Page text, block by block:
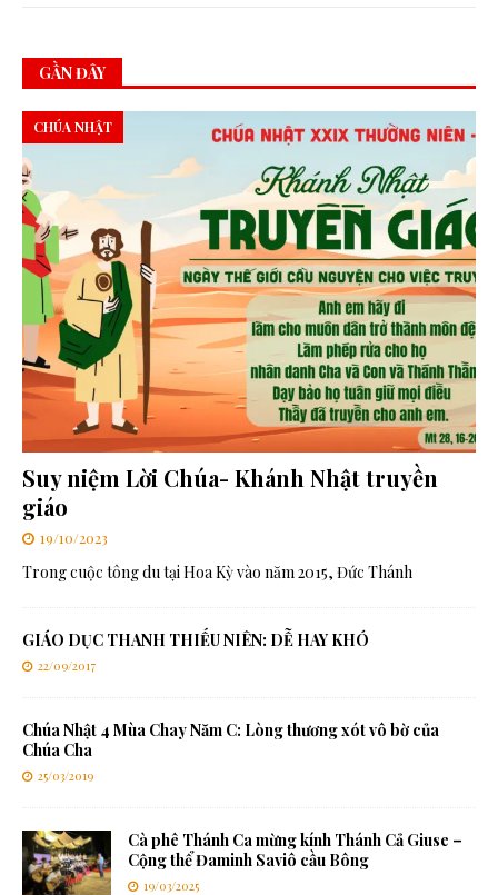
GẦN ĐÂY
Suy niệm Lời Chúa- Khánh Nhật truyền
giáo
CHÚA NHẬT
19/10/2023
Trong cuộc tông du tại Hoa Kỳ vào năm 2015, Đức Thánh
GIÁO DỤC THANH THIẾU NIÊN: DỄ HAY KHÓ
22/09/2017
Chúa Nhật 4 Mùa Chay Năm C: Lòng thương xót vô bờ của
Chúa Cha
25/03/2019
Cà phê Thánh Ca mừng kính Thánh Cả Giuse –
Cộng thể Đaminh Saviô cầu Bông
19/03/2025